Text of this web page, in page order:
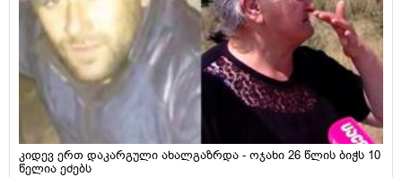
კიდევ ერთ დაკარგული ახალგაზრდა - ოჯახი 26 წლის ბიჭს 10
წელია ეძებს